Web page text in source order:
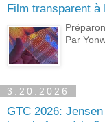
Film transparent à
Par
3.20.2026
GTC 2026: